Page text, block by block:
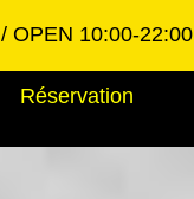
OPEN 10:00-22:00
Réservation